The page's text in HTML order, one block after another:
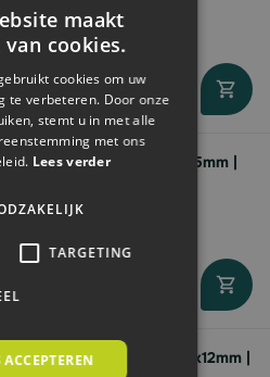
Mega | 3/8'' | 10x15mm |
Compact | 1/4'' | 8x12mm |
maakt
cookies.
cookies om uw
te verbeteren. Door onze
stemt u in met alle
met ons
Lees verder
TARGETING
ACCEPTEREN